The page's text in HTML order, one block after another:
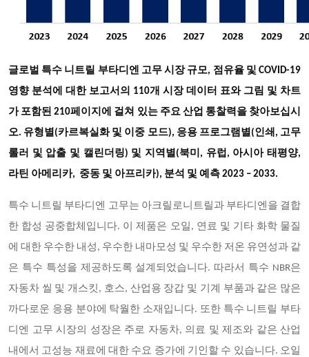
글로벌 특수 니트릴 부타디엔 고무 시장 규모, 점유율 및 COVID-19
영향 분석에 대한 보고서의 110개 시장 데이터 표와 그림 및 차트
가 포함된 210페이지에 걸쳐 있는 주요 산업 통찰력을 찾아보십시
오. 유형별(카르복실화 및 이중 모드), 응용 프로그램별(인쇄, 고무
롤러 및 압출 및 캘린더링) 및 지역별(북미, 유럽, 아시아 태평양,
라틴 아메리카, 중동 및 아프리카), 분석 및 예측 2023 – 2033.
특수 니트릴 부타디엔 고무는 아크릴로니트릴과 부타디엔을 결합
한 합성 공중합체입니다. 이 제품은 오일, 연료 및 기타 화학 물질
에 대한 우수한 내성, 우수한 내마모성 및 우수한 저온 유연성과 같
은 특수 특성을 제공하도록 설계되었습니다. 따라서 특수 NBR은
자동차 씰 및 개스킷, 호스, 산업용 장갑 및 기계 부품과 같은 많은
까다로운 응용 분야에 탁월한 소재입니다. 또한 특수 니트릴 부타
디엔 고무 시장의 성장은 주로 자동차, 의료 및 제조와 같은 산업
내에서 고성능 재료에 대한 수요 증가에 기인할 수 있습니다. 오일